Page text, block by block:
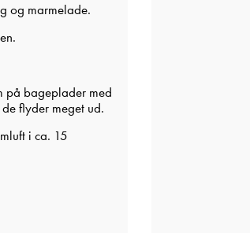
og marmelade.
på bageplader med
flyder meget ud.
i ca. 15